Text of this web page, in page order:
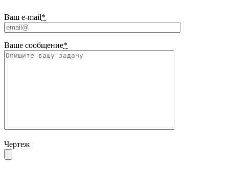
Ваш e-mail*
Ваше сообщение*
Чертеж